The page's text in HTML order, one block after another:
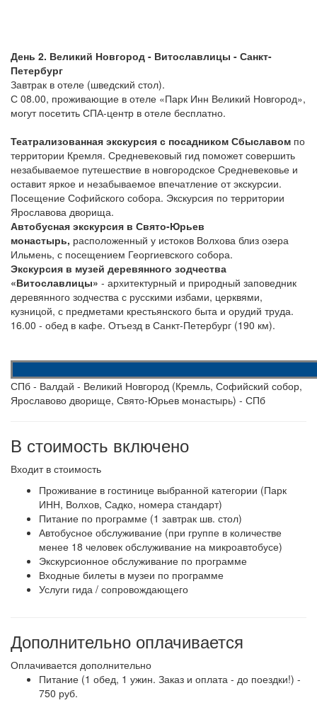
День 2. Великий Новгород - Витославлицы - Санкт-
Петербург
Завтрак в отеле (шведский стол).
С 08.00, проживающие в отеле «Парк Инн Великий Новгород»,
могут посетить СПА-центр в отеле бесплатно.
Театрализованная экскурсия с посадником Сбыславом по
территории Кремля. Средневековый гид поможет совершить
незабываемое путешествие в новгородское Средневековье и
оставит яркое и незабываемое впечатление от экскурсии.
Посещение Софийского собора. Экскурсия по территории
Ярославова дворища.
Автобусная экскурсия в Свято-Юрьев
монастырь, расположенный у истоков Волхова близ озера
Ильмень, с посещением Георгиевского собора.
Экскурсия в музей деревянного зодчества
«Витославлицы» - архитектурный и природный заповедник
деревянного зодчества с русскими избами, церквями,
кузницой, с предметами крестьянского быта и орудий труда.
16.00 - обед в кафе. Отъезд в Санкт-Петербург (190 км).
СПб - Валдай - Великий Новгород (Кремль, Софийский собор,
Ярославово дворище, Свято-Юрьев монастырь) - СПб
В стоимость включено
Входит в стоимость
Проживание в гостинице выбранной категории (Парк
ИНН, Волхов, Садко, номера стандарт)
Питание по программе (1 завтрак шв. стол)
Автобусное обслуживание (при группе в количестве
менее 18 человек обслуживание на микроавтобусе)
Экскурсионное обслуживание по программе
Входные билеты в музеи по программе
Услуги гида / сопровождающего
Дополнительно оплачивается
Оплачивается дополнительно
Питание (1 обед, 1 ужин. Заказ и оплата - до поездки!) -
750 руб.